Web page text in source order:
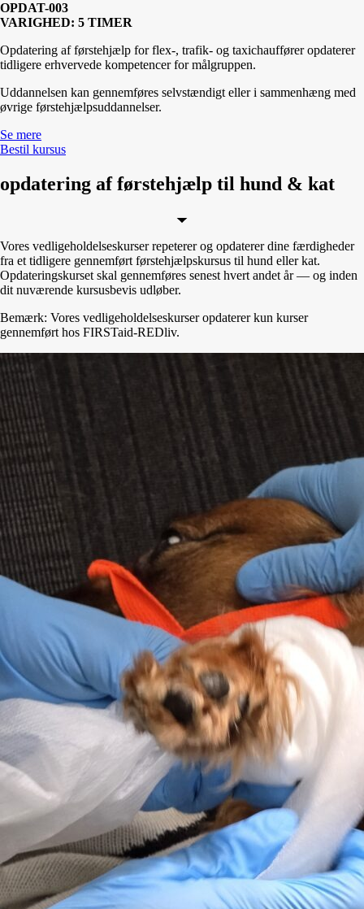
OPDAT-003
VARIGHED: 5 TIMER
Opdatering af førstehjælp for flex-, trafik- og taxichauffører opdaterer
tidligere erhvervede kompetencer for målgruppen.
Uddannelsen kan gennemføres selvstændigt eller i sammenhæng med
øvrige førstehjælpsuddannelser.
Se mere
Bestil kursus
opdatering af førstehjælp til hund & kat
Vores vedligeholdelseskurser repeterer og opdaterer dine færdigheder
fra et tidligere gennemført førstehjælpskursus til hund eller kat.
Opdateringskurset skal gennemføres senest hvert andet år — og inden
dit nuværende kursusbevis udløber.
Bemærk: Vores vedligeholdelseskurser opdaterer kun kurser
gennemført hos FIRSTaid-REDliv.